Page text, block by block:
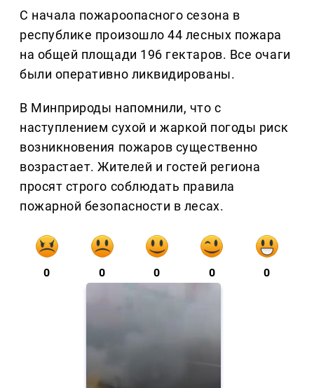
С начала пожароопасного сезона в
республике произошло 44 лесных пожара
на общей площади 196 гектаров. Все очаги
были оперативно ликвидированы.
В Минприроды напомнили, что с
наступлением сухой и жаркой погоды риск
возникновения пожаров существенно
возрастает. Жителей и гостей региона
просят строго соблюдать правила
пожарной безопасности в лесах.
0 0 0 0 0